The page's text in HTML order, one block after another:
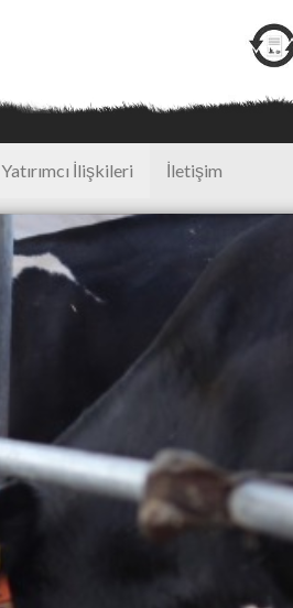
Yatırımcı İlişkileri İletişim